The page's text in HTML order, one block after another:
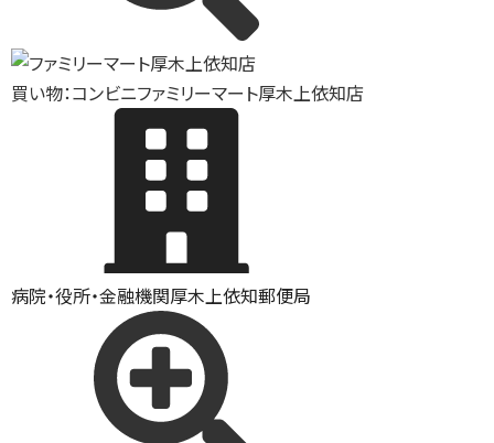
買い物：コンビニファミリーマート厚木上依知店
病院・役所・金融機関厚木上依知郵便局